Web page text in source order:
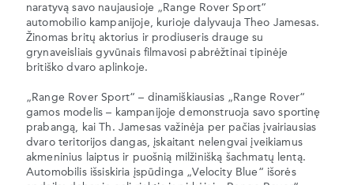
naratyvą savo naujausioje „Range Rover Sport“
automobilio kampanijoje, kurioje dalyvauja Theo Jamesas.
Žinomas britų aktorius ir prodiuseris drauge su
grynaveisliais gyvūnais filmavosi pabrėžtinai tipinėje
britiško dvaro aplinkoje.
„Range Rover Sport“ – dinamiškiausias „Range Rover“
gamos modelis – kampanijoje demonstruoja savo sportinę
prabangą, kai Th. Jamesas važinėja per pačias įvairiausias
dvaro teritorijos dangas, įskaitant nelengvai įveikiamus
akmeninius laiptus ir puošnią milžinišką šachmatų lentą.
Automobilis išsiskiria įspūdinga „Velocity Blue“ išorės